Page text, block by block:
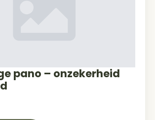
pano – onzekerheid